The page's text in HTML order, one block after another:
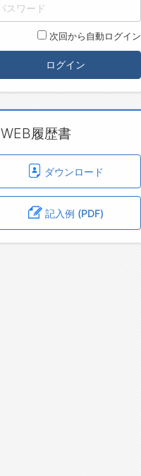
次回から自動ログイン
ログイン
WEB履歴書
ダウンロード
記入例 (PDF)